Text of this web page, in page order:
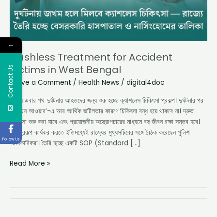
Cashless Treatment for Accident
Victims in West Bengal
Leave a Comment / Health News / digital4doc
রাজ্যে এবার পথ দুর্ঘটনায় আহতদের জন্য শুরু হচ্ছে ক্যাশলেস চিকিৎসা প্রকল্প। দুর্ঘটনার পর
‘গোল্ডেন আওয়ার’-এ আর আর্থিক জটিলতার কারণে চিকিৎসা বন্ধ হয়ে থাকবে না। দ্রুত
চিকিৎসা শুরু করা যাবে এবং প্রয়োজনীয় অস্ত্রোপচারের মাধ্যমে বহু জীবন রক্ষা সম্ভব হবে।
এই প্রকল্প কার্যকর করতে ইতিমধ্যেই রাজ্যের মুখ্যসচিবের সঙ্গে বৈঠক করেছেন পুলিশ
আধিকারিকরা। তৈরি হচ্ছে একটি SOP (Standard […]
Read More »
←
Contact Us
Follow Us